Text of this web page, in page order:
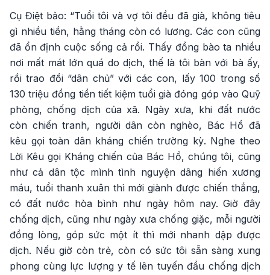
Cụ Điệt bảo: “Tuổi tôi và vợ tôi đều đã già, không tiêu
gì nhiều tiền, hằng tháng còn có lương. Các con cũng
đã ổn định cuộc sống cả rồi. Thấy đồng bào ta nhiều
nơi mất mát lớn quá do dịch, thế là tôi bàn với bà ấy,
rồi trao đổi “dân chủ” với các con, lấy 100 trong số
130 triệu đồng tiền tiết kiệm tuổi già đóng góp vào Quỹ
phòng, chống dịch của xã. Ngày xưa, khi đất nước
còn chiến tranh, người dân còn nghèo, Bác Hồ đã
kêu gọi toàn dân kháng chiến trường kỳ. Nghe theo
Lời Kêu gọi Kháng chiến của Bác Hồ, chúng tôi, cũng
như cả dân tộc mình tình nguyện dâng hiến xương
máu, tuổi thanh xuân thì mới giành được chiến thắng,
có đất nước hòa bình như ngày hôm nay. Giờ đây
chống dịch, cũng như ngày xưa chống giặc, mỗi người
đồng lòng, góp sức một ít thì mới nhanh dập được
dịch. Nếu giờ còn trẻ, còn có sức tôi sẵn sàng xung
phong cùng lực lượng y tế lên tuyến đầu chống dịch